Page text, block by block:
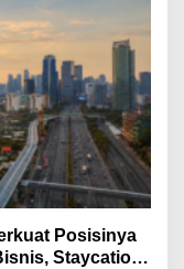
Posisinya
Staycation,